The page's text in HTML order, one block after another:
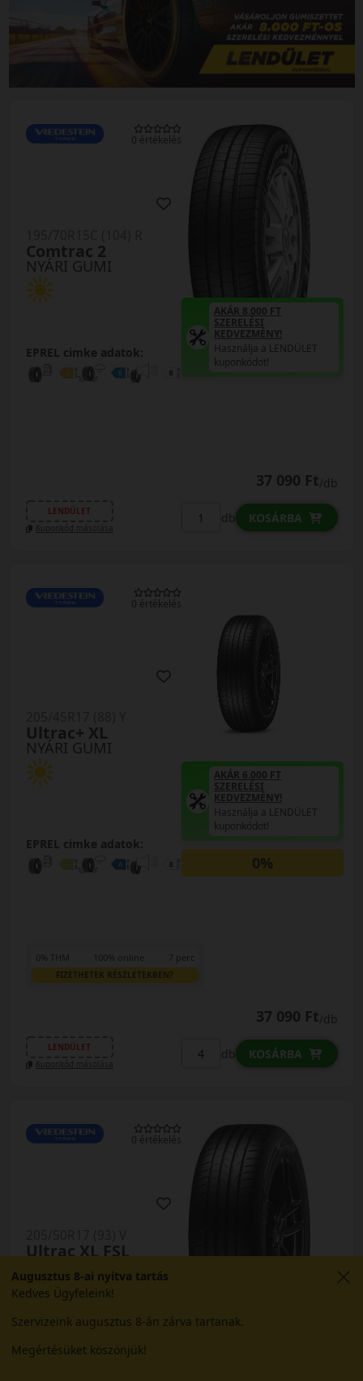
0 értékelés
NYÁRI GUMI
Comtrac 2
EPREL cimke adatok:
AKÁR 8.000 FT
SZERELÉSI
KEDVEZMÉNY!
Használja a LENDÜLET
kuponkódot!
37 090 Ft/db
LENDÜLET
Kuponkód másolása
db KOSÁRBA
0 értékelés
NYÁRI GUMI
Ultrac+ XL
EPREL cimke adatok:
AKÁR 6.000 FT
SZERELÉSI
KEDVEZMÉNY!
Használja a LENDÜLET
kuponkódot!
0%
0% THM 100% online 7 perc
FIZETHETEK RÉSZLETEKBEN?
37 090 Ft/db
LENDÜLET
Kuponkód másolása
db KOSÁRBA
0 értékelés
Ultrac XL FSL
EPREL cimke adatok:
SZERELÉSI
Augusztus 8-ai nyitva tartás
Kedves Ügyfeleink!
Szervizeink augusztus 8-án zárva tartanak.
Megértésüket köszönjük!